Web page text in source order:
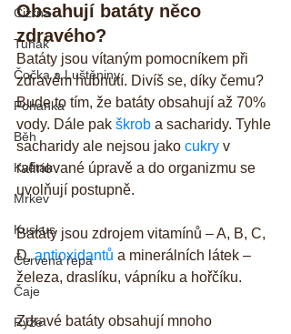
Cizrna
Tuňák
Čočka a Luštěniny
Pohanka
Běh
Květák
Mrkev
Kuskus
Červená řepa
Čaje
Rýže
Obsahují batáty něco
zdravého?
Batáty jsou vítaným pomocníkem při
zdravém hubnutí. Divíš se, díky čemu?
Bude to tím, že batáty obsahují až 70%
vody. Dále pak škrob a sacharidy. Tyhle
sacharidy ale nejsou jako cukry v
rafinované úpravě a do organizmu se
uvolňují postupně.
Batáty jsou zdrojem vitamínů – A, B, C,
D, antioxidantů a minerálních látek –
železa, draslíku, vápníku a hořčíku.
Zdravé batáty obsahují mnoho